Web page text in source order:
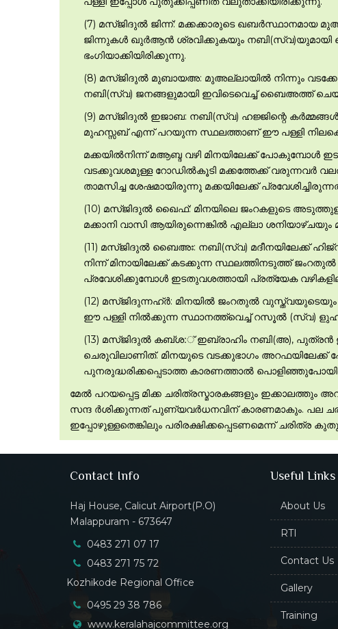
(7) മസ്ജിദുല്‍ ജിന്ന്: മക്കക്കാരുടെ
ജിന്നുകള്‍ ഖുര്‍ആന്‍ ശ്രവിക്കുകയും നബി(സ്വ)യുമായി
ഭംഗിയാക്കിയിരിക്കുന്നു.
(8) മസ്ജിദുല്‍ മുബായഅ: മുഅല്ലായില്‍ നിന്നും
നബി(സ്വ) ജനങ്ങളുമായി ഇവിടെവെച്ച് ബൈഅത്ത്
(9) മസ്ജിദുല്‍ ഇജാബ: നബി(സ്വ) ഹജ്ജിന്റെ കര്‍മ്മങ്ങള്‍
മുഹസ്സബ് എന്ന് പറയുന്ന സ്ഥലത്താണ് ഈ പള്ളി
മക്കയില്‍നിന്ന് മആബ്ദ വഴി മിനയിലേക്ക് പോകുമ്പോള്‍
വടക്കുവശമുള്ള റോഡില്‍കൂടി മക്കത്തേക്ക് വരുന്നവര്‍
താമസിച്ച ശേഷമായിരുന്നു മക്കയിലേക്ക്
(10) മസ്ജിദുല്‍ ഖൈഫ്: മിനയിലെ ജംറകളുടെ
മക്കാനി വാസി ആയിരുന്നെങ്കില്‍ എല്ലാ
(11) മസ്ജിദുല്‍ ബൈഅഃ: നബി(സ്വ) മദീനയിലേക്ക്
നിന്ന് മിനായിലേക്ക് കടക്കുന്ന സ്ഥലത്തിനടുത്ത്
പ്രവേശിക്കുമ്പോള്‍ ഇടതുവശത്തായി പ്രത്യേക
(12) മസ്ജിദുന്നഹ്ര്‍: മിനയില്‍ ജംറതുല്‍
ഈ പള്ളി നില്‍ക്കുന്ന സ്ഥാനത്ത്വെച്ച് റസൂല്‍ (സ്വ)
(13) മസ്ജിദുല്‍ കബ്ശ:് ഇബ്രാഹിം നബി(അ), പുത്രന്‍
ചെരുവിലാണിത്. മിനയുടെ വടക്കുഭാഗം
പുനരുദ്ധരിക്കപ്പെടാത്ത കാരണത്താല്‍
മേല്‍ പറയപ്പെട്ട മിക്ക ചരിത്രസ്മാരകങ്ങളും
സന്ദ ര്‍ശിക്കുന്നത് പുണ്യവര്‍ധനവിന് കാരണമാകും. പല
ഇപ്പോഴുള്ളതെങ്കിലും പരിരക്ഷിക്കപ്പെടണമെന്ന്
Contact Info
Haj House, Calicut Airport(P.O)
Malappuram - 673647
0483 271 07 17
0483 271 75 72
Kozhikode Regional Office
0495 29 38 786
www.keralahajcommittee.org
Useful Links
About Us
RTI
Contact Us
Gallery
Training